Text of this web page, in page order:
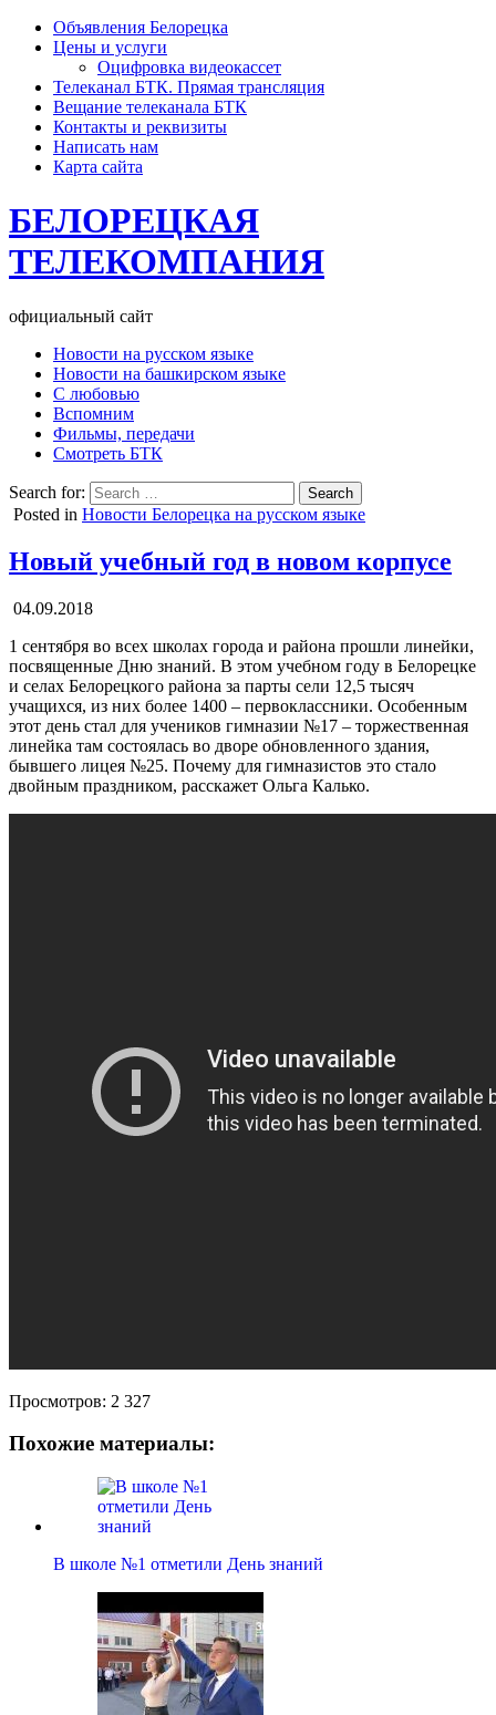
Объявления Белорецка
Цены и услуги
Оцифровка видеокассет
Телеканал БТК. Прямая трансляция
Вещание телеканала БТК
Контакты и реквизиты
Написать нам
Карта сайта
БЕЛОРЕЦКАЯ
ТЕЛЕКОМПАНИЯ
официальный сайт
Новости на русском языке
Новости на башкирском языке
С любовью
Вспомним
Фильмы, передачи
Смотреть БТК
Search for:
Posted in Новости Белорецка на русском языке
Новый учебный год в новом корпусе
04.09.2018
1 сентября во всех школах города и района прошли линейки,
посвященные Дню знаний. В этом учебном году в Белорецке
и селах Белорецкого района за парты сели 12,5 тысяч
учащихся, из них более 1400 – первоклассники. Особенным
этот день стал для учеников гимназии №17 – торжественная
линейка там состоялась во дворе обновленного здания,
бывшего лицея №25. Почему для гимназистов это стало
двойным праздником, расскажет Ольга Калько.
Просмотров: 2 327
Похожие материалы:
В школе №1 отметили День знаний